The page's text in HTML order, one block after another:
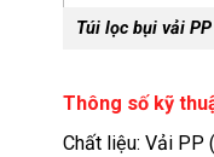
Túi lọc bụi vải
Thông số kỹ
Chất liệu: Vải PP